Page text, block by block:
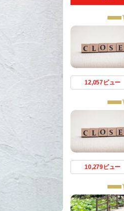
12,057ビュー
10,279ビュー